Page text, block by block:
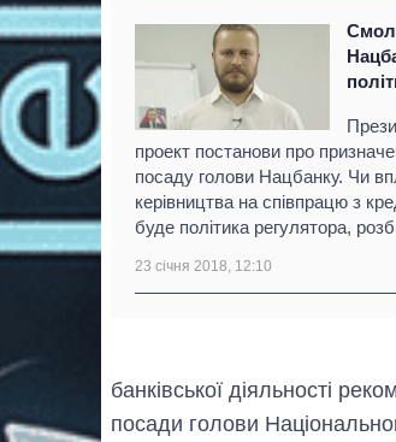
проект постанови про
посаду голови Нацбанку. Чи
керівництва на співпрацю з
буде політика регулятора,
23 січня 2018, 12:10
банківської діяльності
посади голови